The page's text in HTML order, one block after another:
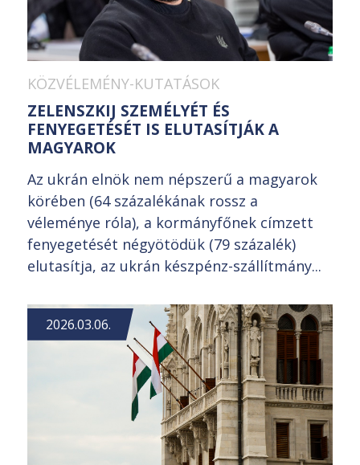
KÖZVÉLEMÉNY-KUTATÁSOK
ZELENSZKIJ SZEMÉLYÉT ÉS
FENYEGETÉSÉT IS ELUTASÍTJÁK A
MAGYAROK
Az ukrán elnök nem népszerű a magyarok
körében (64 százalékának rossz a
véleménye róla), a kormányfőnek címzett
fenyegetését négyötödük (79 százalék)
elutasítja, az ukrán készpénz-szállítmány...
2026.03.06.